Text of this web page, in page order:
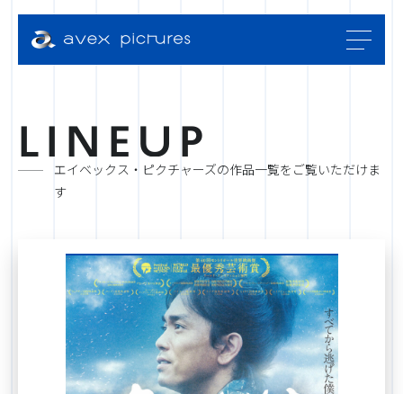
N E P
エイベックス・ピクチャーズの作品一覧をご覧いただけま
す